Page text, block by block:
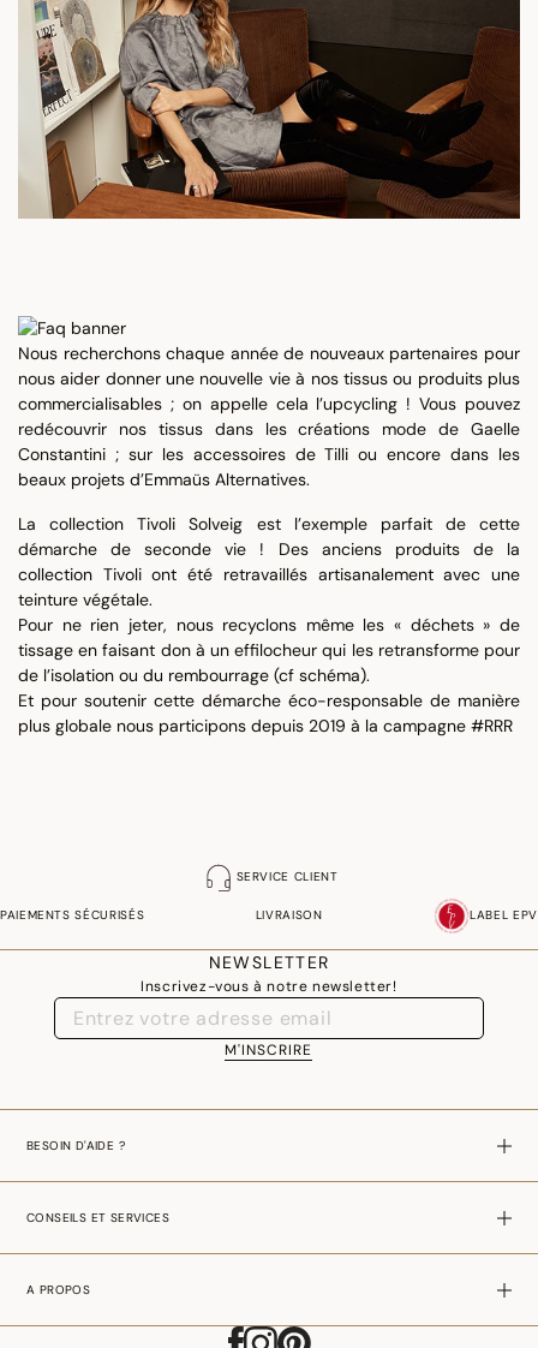
Nous recherchons chaque année de nouveaux partenaires pour
nous aider donner une nouvelle vie à nos tissus ou produits plus
commercialisables ; on appelle cela l’upcycling ! Vous pouvez
redécouvrir nos tissus dans les créations mode de Gaelle
Constantini ; sur les accessoires de Tilli ou encore dans les
beaux projets d’Emmaüs Alternatives.
La collection Tivoli Solveig est l’exemple parfait de cette
démarche de seconde vie ! Des anciens produits de la
collection Tivoli ont été retravaillés artisanalement avec une
teinture végétale.
Pour ne rien jeter, nous recyclons même les « déchets » de
tissage en faisant don à un effilocheur qui les retransforme pour
de l’isolation ou du rembourrage (cf schéma).
Et pour soutenir cette démarche éco-responsable de manière
plus globale nous participons depuis 2019 à la campagne #RRR
SERVICE CLIENT
PAIEMENTS SÉCURISÉS LIVRAISON LABEL EPV
NEWSLETTER
Inscrivez-vous à notre newsletter!
M'INSCRIRE
BESOIN D'AIDE ?
CONSEILS ET SERVICES
A PROPOS